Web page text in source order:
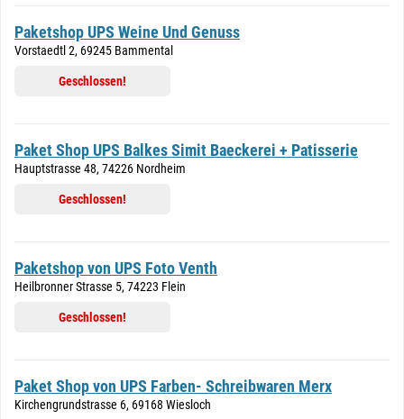
Paketshop UPS Weine Und Genuss
Vorstaedtl 2, 69245 Bammental
Geschlossen!
Paket Shop UPS Balkes Simit Baeckerei + Patisserie
Hauptstrasse 48, 74226 Nordheim
Geschlossen!
Paketshop von UPS Foto Venth
Heilbronner Strasse 5, 74223 Flein
Geschlossen!
Paket Shop von UPS Farben- Schreibwaren Merx
Kirchengrundstrasse 6, 69168 Wiesloch